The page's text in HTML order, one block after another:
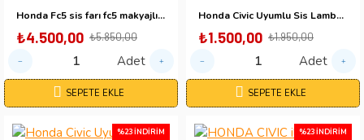
Honda Fc5 sis farı fc5 makyajlı sis farı fc5 2019-2020
₺4.500,00 ₺5.850,00
Adet
SEPETE EKLE
Honda Civic Uyumlu Sis Lambası Farı 2004 - 2006 Vtec 2 Için Uygundur
₺1.500,00 ₺1.950,00
Adet
SEPETE EKLE
%23 İNDIRIM %23 İNDIRIM